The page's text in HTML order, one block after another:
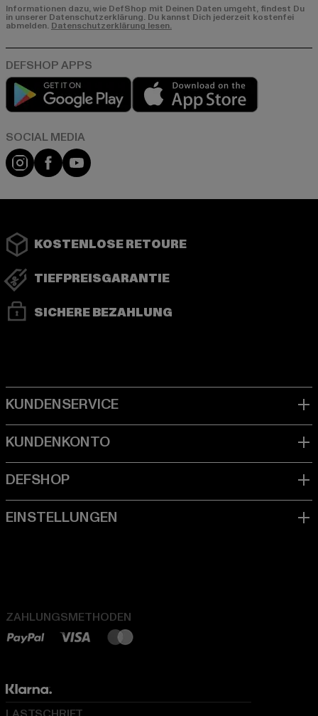
Informationen dazu, wie DefShop mit Deinen Daten umgeht, findest Du
in unserer Datenschutzerklärung. Du kannst Dich jederzeit kostenfei
abmelden. Datenschutzerklärung lesen.
Play market
Instagram
FacebookYouTube
KOSTENLOSE RETOURE
TIEFPREISGARANTIE
SICHERE BEZAHLUNG
ZAHLUNGSMETHODEN